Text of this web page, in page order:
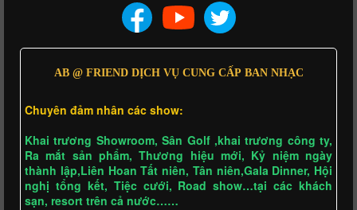
AB @ FRIEND DỊCH VỤ CUNG CẤP BAN NHẠC
Chuyên đảm nhân các show:
Khai trương Showroom, Sân Golf ,khai trương công ty,
Ra mắt sản phẩm, Thương hiệu mới, Kỷ niệm ngày
thành lập,Liên Hoan Tất niên, Tân niên,Gala Dinner, Hội
nghị tổng kết, Tiệc cưới, Road show…tại các khách
sạn, resort trên cả nước……